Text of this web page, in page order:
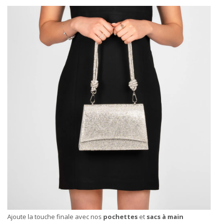
Ajoute la touche finale avec nos pochettes et sacs à main